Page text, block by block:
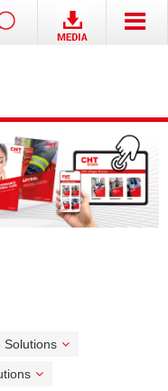
Solutions